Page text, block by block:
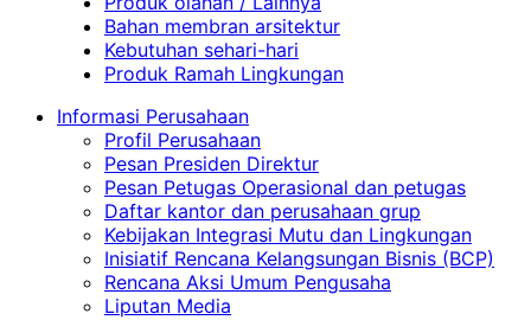
Bahan membran arsitektur
Kebutuhan sehari-hari
Produk Ramah Lingkungan
Informasi Perusahaan
Profil Perusahaan
Pesan Presiden Direktur
Pesan Petugas Operasional dan petugas
Daftar kantor dan perusahaan grup
Kebijakan Integrasi Mutu dan Lingkungan
Inisiatif Rencana Kelangsungan Bisnis (BCP)
Rencana Aksi Umum Pengusaha
Liputan Media